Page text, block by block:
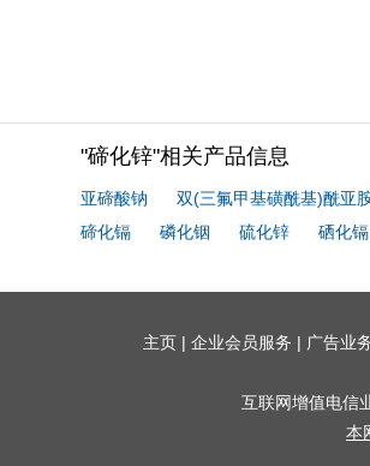
"碲化锌"相关产品信息
亚碲酸钠 双(三氟甲基磺酰基)酰亚
碲化镉
磷化铟 硫化锌 硒化镉
主页 | 企业会员服务 | 广告业
互联网增值电信
本